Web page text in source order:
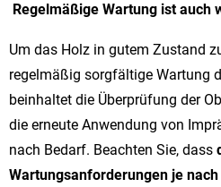
Regelmäßige Wartung ist auch
Um das Holz in gutem Zustand
regelmäßig sorgfältige Wartung
beinhaltet die Überprüfung der
die erneute Anwendung von
nach Bedarf. Beachten Sie, dass
Wartungsanforderungen je